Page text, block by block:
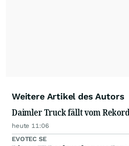
Weitere Artikel des Autors
Daimler Truck fällt vom
heute 11:06
EVOTEC SE